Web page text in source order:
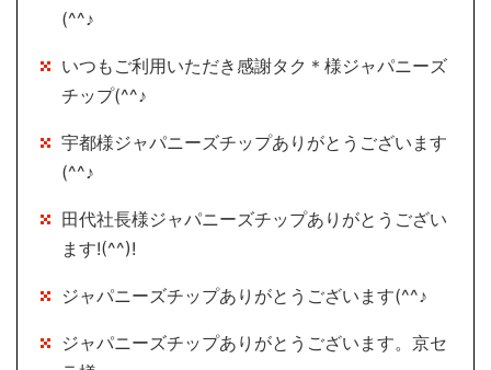
(^^♪
いつもご利用いただき感謝タク＊様ジャパニーズ
チップ(^^♪
宇都様ジャパニーズチップありがとうございます
(^^♪
田代社長様ジャパニーズチップありがとうござい
ます!(^^)!
ジャパニーズチップありがとうございます(^^♪
ジャパニーズチップありがとうございます。京セ